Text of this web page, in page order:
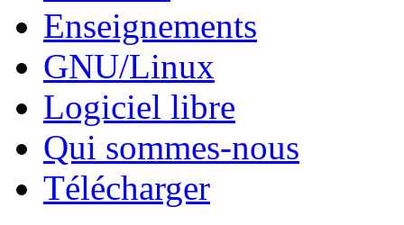
Enseignements
GNU/Linux
Logiciel libre
Qui sommes-nous
Télécharger